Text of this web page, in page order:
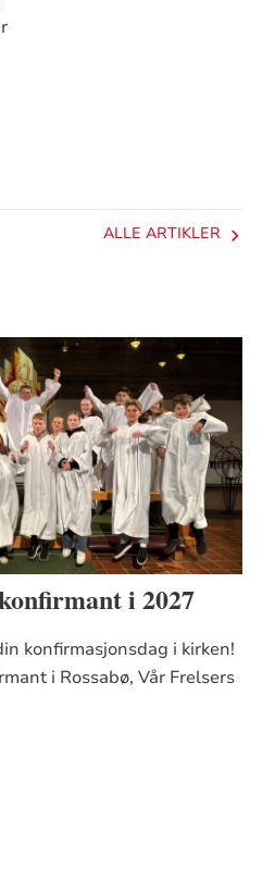
ALLE ARTIKLER
i 2027
konfirmasjonsdag i kirken!
i Rossabø, Vår Frelsers